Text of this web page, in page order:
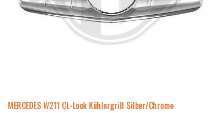
MERCEDES W211 CL-Look Kühlergrill Silber/Chrome